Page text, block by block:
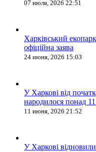
07 июля, 2026 22:51
Харківський
офіційна заява
24 июня, 2026 15:03
У Харкові від
народилося понад 11
11 июня, 2026 21:52
У Харкові